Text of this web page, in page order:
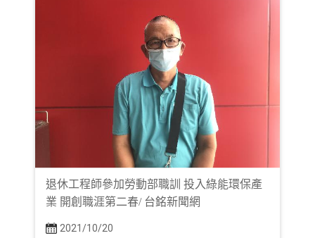
退休工程師參加勞動部職訓 投入綠能環保產
業 開創職涯第二春/ 台銘新聞網
2021/10/20